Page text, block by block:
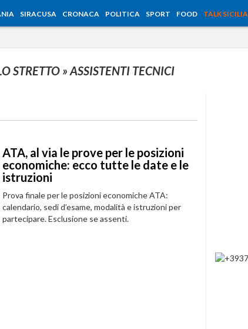
SIRACUSA CRONACA POLITICA SPORT FOOD TALK SICILIA
STRETTO » ASSISTENTI TECNICI
ATA, al via le prove per le posizioni
economiche: ecco tutte le date e le
istruzioni
Prova finale per le posizioni economiche ATA:
calendario, sedi d’esame, modalità e istruzioni per
partecipare. Esclusione se assenti.